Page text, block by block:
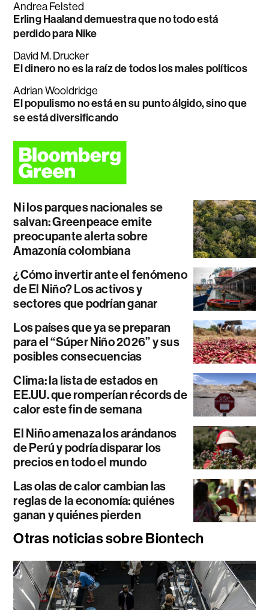
Andrea Felsted
Erling Haaland demuestra que no todo está
perdido para Nike
David M. Drucker
El dinero no es la raíz de todos los males políticos
Adrian Wooldridge
El populismo no está en su punto álgido, sino que
se está diversificando
Ni los parques nacionales se
salvan: Greenpeace emite
preocupante alerta sobre
Amazonía colombiana
¿Cómo invertir ante el fenómeno
de El Niño? Los activos y
sectores que podrían ganar
Los países que ya se preparan
para el “Súper Niño 2026” y sus
posibles consecuencias
Clima: la lista de estados en
EE.UU. que romperían récords de
calor este fin de semana
El Niño amenaza los arándanos
de Perú y podría disparar los
precios en todo el mundo
Las olas de calor cambian las
reglas de la economía: quiénes
ganan y quiénes pierden
Otras noticias sobre Biontech